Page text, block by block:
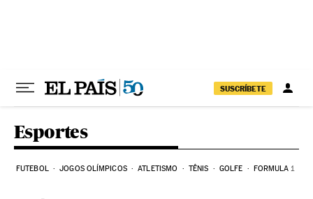
SUSCRÍBETE
Esportes
FUTEBOL JOGOS OLÍMPICOS ATLETISMO TÊNIS GOLFE FORMULA 1